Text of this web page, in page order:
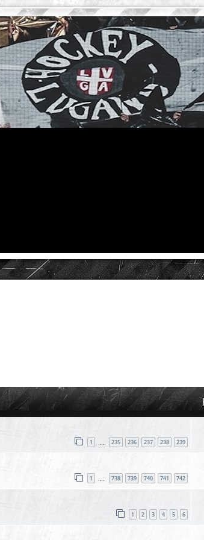
1 235 236 237 238 239
1 738 739 740 741 742
1 2 3 4 5 6